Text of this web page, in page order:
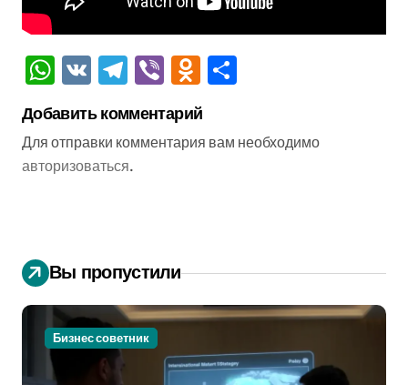
WhatsApp
VK Telegram
ViberOdnoklassniki
Добавить комментарий
Для отправки комментария вам необходимо
авторизоваться.
Вы пропустили
Бизнес советник